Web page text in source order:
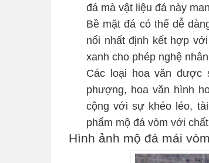
đá mà vật liệu đá này
Bề mặt đá có thể dễ
nổi nhất định kết hợp
xanh cho phép nghệ
Các loại hoa văn được
phượng, hoa văn hình
cộng với sự khéo léo,
phẩm mộ đá vòm với
Hình ảnh mộ đá mái